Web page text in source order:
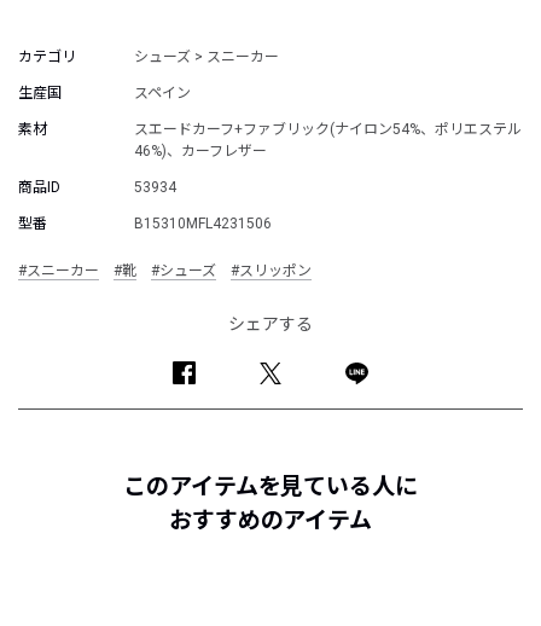
カテゴリ シューズ > スニーカー
生産国 スペイン
素材
スエードカーフ+ファブリック(ナイロン54%、ポリエステル
46%)、カーフレザー
商品ID 53934
型番 B15310MFL4231506
#スニーカー #靴 #シューズ #スリッポン
シェアする
このアイテムを見ている人に
おすすめのアイテム